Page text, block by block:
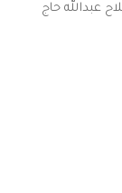
عبدالله حاج